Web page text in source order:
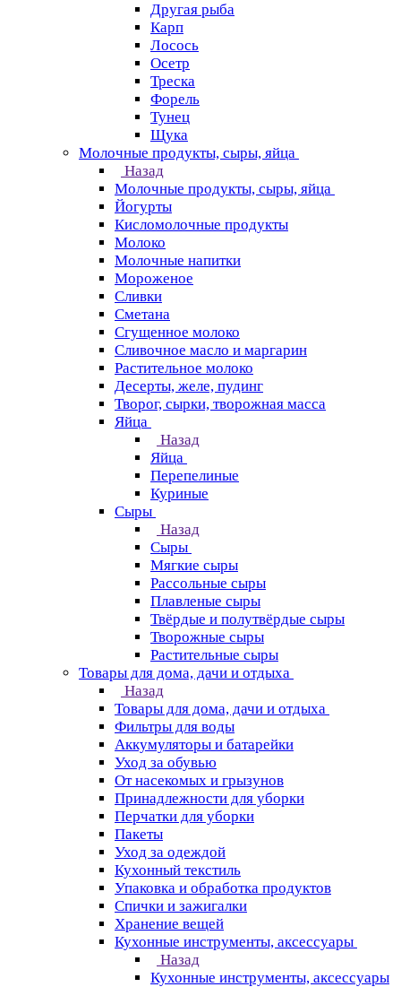
Другая рыба
Карп
Лосось
Осетр
Треска
Форель
Тунец
Щука
Молочные продукты, сыры, яйца
Назад
Молочные продукты, сыры, яйца
Йогурты
Кисломолочные продукты
Молоко
Молочные напитки
Мороженое
Сливки
Сметана
Сгущенное молоко
Сливочное масло и маргарин
Растительное молоко
Десерты, желе, пудинг
Творог, сырки, творожная масса
Яйца
Назад
Яйца
Перепелиные
Куриные
Сыры
Назад
Сыры
Мягкие сыры
Рассольные сыры
Плавленые сыры
Твёрдые и полутвёрдые сыры
Творожные сыры
Растительные сыры
Товары для дома, дачи и отдыха
Назад
Товары для дома, дачи и отдыха
Фильтры для воды
Аккумуляторы и батарейки
Уход за обувью
От насекомых и грызунов
Принадлежности для уборки
Перчатки для уборки
Пакеты
Уход за одеждой
Кухонный текстиль
Упаковка и обработка продуктов
Спички и зажигалки
Хранение вещей
Кухонные инструменты, аксессуары
Назад
Кухонные инструменты, аксессуары